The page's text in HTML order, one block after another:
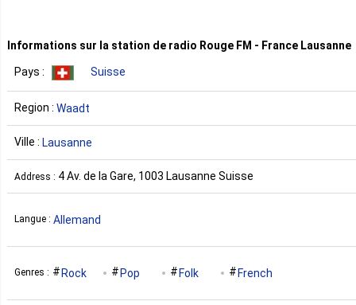
Informations sur la station de radio Rouge FM - France Lausanne
Pays : Suisse
Region : Waadt
Ville : Lausanne
Address : 4 Av. de la Gare, 1003 Lausanne Suisse
Langue : Allemand
Genres : Rock Pop Folk French